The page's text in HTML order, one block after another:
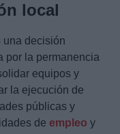
local
una decisión
por la permanencia
equipos y
la ejecución de
públicas y
de empleo y